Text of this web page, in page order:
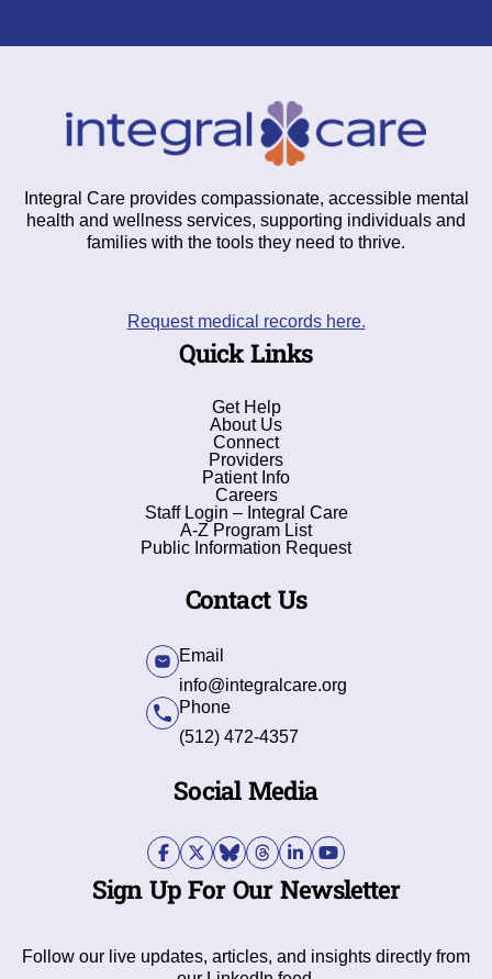
Integral Care provides compassionate, accessible mental
health and wellness services, supporting individuals and
families with the tools they need to thrive.
Request medical records here.
Quick Links
Get Help
About Us
Connect
Providers
Patient Info
Careers
Staff Login – Integral Care
A-Z Program List
Public Information Request
Contact Us
Email
info@integralcare.org
Phone
(512) 472-4357
Social Media
Sign Up For Our Newsletter
Follow our live updates, articles, and insights directly from